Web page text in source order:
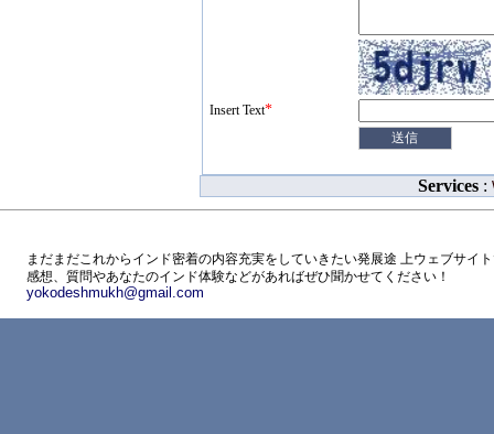
Insert Text*
Services :
まだまだこれからインド密着の内容充実をしていきたい発展途 上ウェブサイ
感想、質問やあなたのインド体験などがあればぜひ聞かせてください！
yokodeshmukh@gmail.com